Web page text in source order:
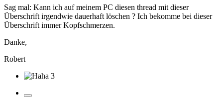
Sag mal: Kann ich auf meinem PC diesen thread mit dieser
Überschrift irgendwie dauerhaft löschen ? Ich bekomme bei dieser
Überschrift immer Kopfschmerzen.
Danke,
Robert
3